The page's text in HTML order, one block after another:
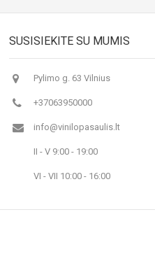
SUSISIEKITE SU MUMIS
Pylimo g. 63 Vilnius
+37063950000
info@vinilopasaulis.lt
II - V 9:00 - 19:00
VI - VII 10:00 - 16:00